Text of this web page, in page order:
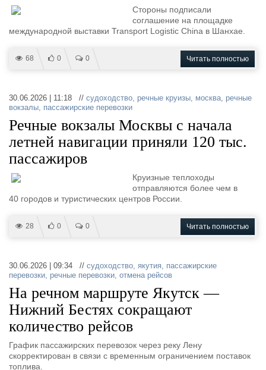
Стороны подписали
соглашение на площадке
международной выставки Transport Logistic China в Шанхае.
68 0 0 Читать полностью
30.06.2026 | 11:18 // судоходство, речные круизы, москва, речные
вокзалы, пассажирские перевозки
Речные вокзалы Москвы с начала
летней навигации приняли 120 тыс.
пассажиров
Круизные теплоходы
отправляются более чем в
40 городов и туристических центров России.
28 0 0 Читать полностью
30.06.2026 | 09:34 // судоходство, якутия, пассажирские
перевозки, речные перевозки, отмена рейсов
На речном маршруте Якутск —
Нижний Бестях сокращают
количество рейсов
График пассажирских перевозок через реку Лену
скорректирован в связи с временным ограничением поставок
топлива.